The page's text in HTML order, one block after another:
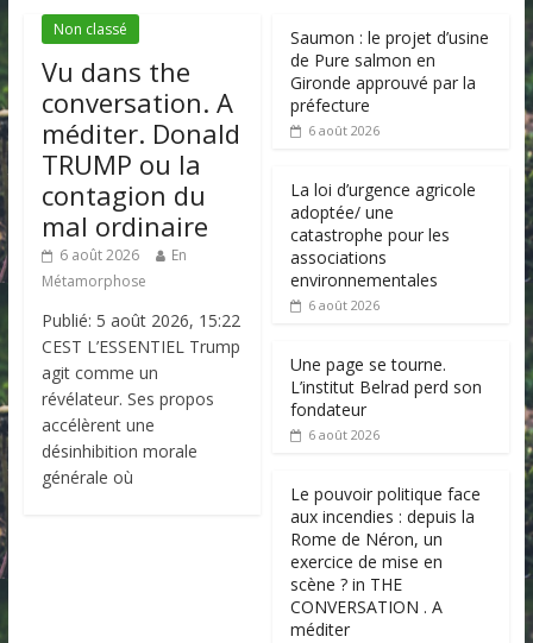
Non classé
Vu dans the
conversation. A
méditer. Donald
TRUMP ou la
contagion du
mal ordinaire
6 août 2026
En
Métamorphose
Publié: 5 août 2026, 15:22
CEST L’ESSENTIEL Trump
agit comme un
révélateur. Ses propos
accélèrent une
désinhibition morale
générale où
Saumon : le projet d’usine
de Pure salmon en
Gironde approuvé par la
préfecture
6 août 2026
La loi d’urgence agricole
adoptée/ une
catastrophe pour les
associations
environnementales
6 août 2026
Une page se tourne.
L’institut Belrad perd son
fondateur
6 août 2026
Le pouvoir politique face
aux incendies : depuis la
Rome de Néron, un
exercice de mise en
scène ? in THE
CONVERSATION . A
méditer